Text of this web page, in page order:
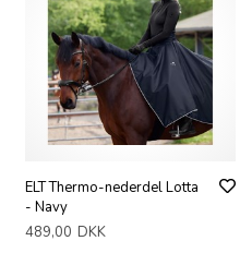
ELT Thermo-nederdel Lotta
- Navy
489,00 DKK